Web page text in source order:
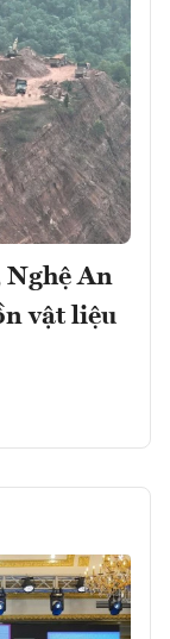
An
vật liệu